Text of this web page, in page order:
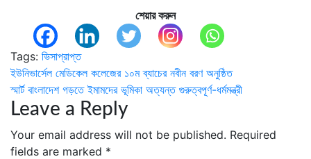
শেয়ার করুন
Tags: ভিসাপ্রাপ্ত
Post
navigation
ইউনিভার্সেল মেডিকেল কলেজের ১০ম ব্যাচের নবীন বরণ অনুষ্ঠিত
স্মার্ট বাংলাদেশ গড়তে ইমামদের ভূমিকা অত্যন্ত গুরুত্বপূর্ণ-ধর্মমন্ত্রী
Leave a Reply
Your email address will not be published. Required
fields are marked *